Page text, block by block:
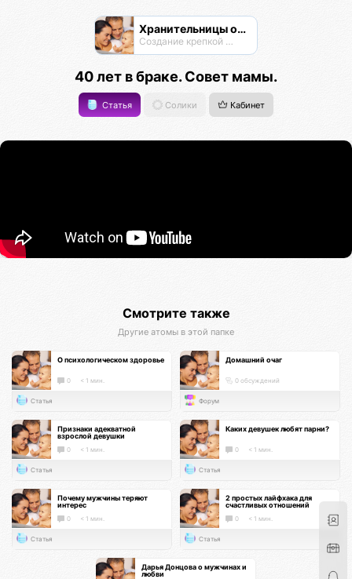
Хранительницы очага
Создание крепкой семьи
40 лет в браке. Совет мамы.
Статья Солики Кабинет
Смотрите также
Другие атомы в этой папке
О психологическом здоровье
0 < 1 мин.
Статья
Домашний очаг
0 обсуждений
Форум
Признаки адекватной
взрослой девушки
0 < 1 мин.
Статья
Каких девушек любят парни?
0 < 1 мин.
Статья
Почему мужчины теряют
интерес
0 < 1 мин.
Статья
2 простых лайфхака для
счастливых отношений
0 < 1 мин.
Статья
Дарья Донцова о мужчинах и
любви